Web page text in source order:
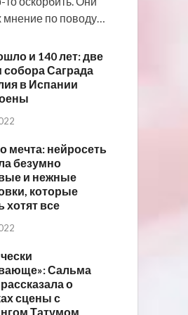
мнение по поводу…
и 140 лет: две
Саграда
в Испании
мечта: нейросеть
безумно
и нежные
которые
хотят все
Сальма
о
сцены с
Татумом